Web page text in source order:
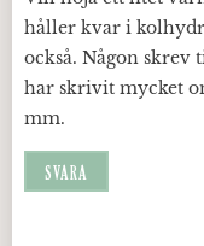
håller kvar i
också. Någon skrev
har skrivit mycket
mm.
SVARA